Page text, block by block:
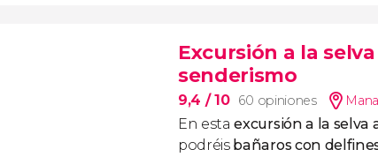
Excursión a la
senderismo
9,4 / 10 60 opiniones
En estaexcursión a la selva
podréis bañaros con